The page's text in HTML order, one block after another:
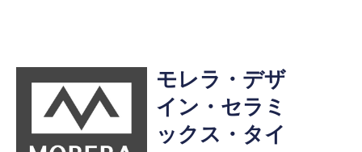
モレラ・デザ
イン・セラミ
ックス・タイ